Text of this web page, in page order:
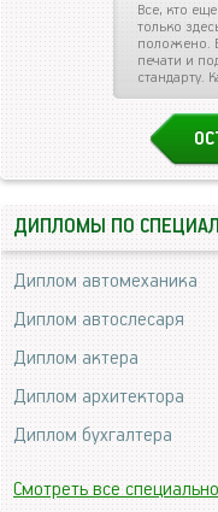
Все, кто
только
положено.
печати и
стандарту.
ДИПЛОМЫ ПО
Диплом автомеханика
Диплом автослесаря
Диплом актера
Диплом архитектора
Диплом бухгалтера
Смотреть все